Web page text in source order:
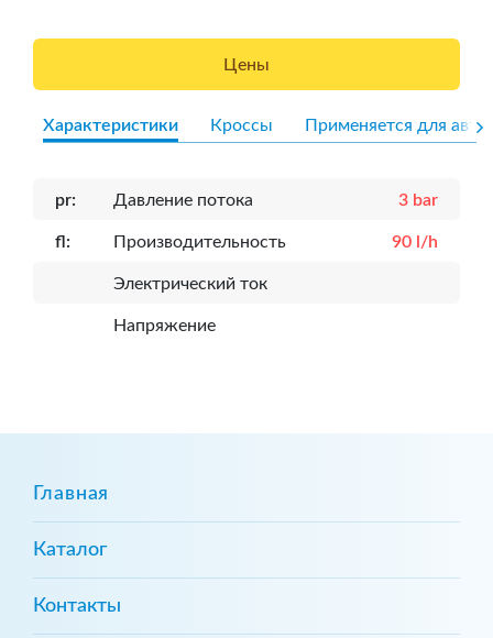
Цены
Характеристики Кроссы Применяется для авто
pr: Давление потока 3 bar
fl: Производительность 90 l/h
Электрический ток
Напряжение
Главная
Каталог
Контакты